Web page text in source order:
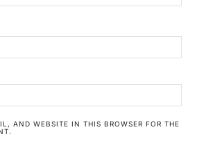
AND WEBSITE IN THIS BROWSER FOR THE